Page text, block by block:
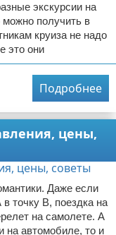
экскурсии на
можно получить в
круиза не надо
это они
Подробнее
цены,
Даже если
точку В, поездка на
на самолете. А
на автомобиле, то и